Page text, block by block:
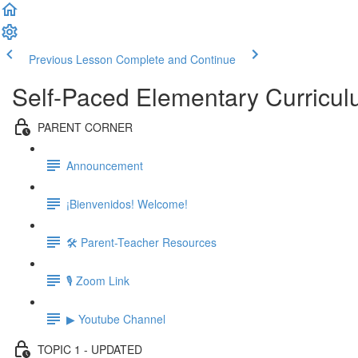
Previous Lesson Complete and Continue
Self-Paced Elementary
PARENT CORNER
Announcement
¡Bienvenidos! Welcome!
🛠 Parent-Teacher Resources
🎙 Zoom Link
▶ Youtube Channel
TOPIC 1 - UPDATED